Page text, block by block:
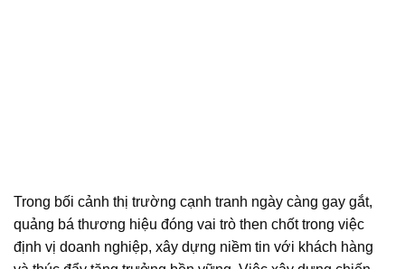
Trong bối cảnh thị trường cạnh tranh ngày càng gay gắt,
quảng bá thương hiệu đóng vai trò then chốt trong việc
định vị doanh nghiệp, xây dựng niềm tin với khách hàng